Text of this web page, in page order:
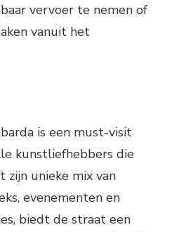
vervoer te nemen of
vanuit het
is een must-visit
kunstliefhebbers die
zijn unieke mix van
evenementen en
biedt de straat een